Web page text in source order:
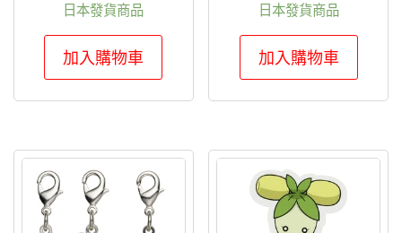
日本發貨商品
加入購物車
日本發貨商品
加入購物車